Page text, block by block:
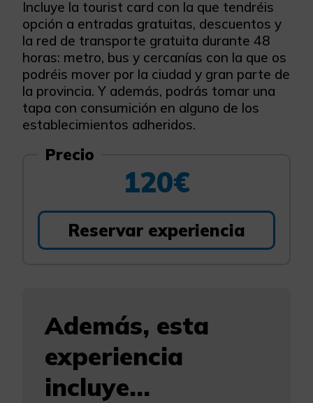
Incluye la tourist card con la que tendréis
opción a entradas gratuitas, descuentos y
la red de transporte gratuita durante 48
horas: metro, bus y cercanías con la que os
podréis mover por la ciudad y gran parte de
la provincia. Y además, podrás tomar una
tapa con consumición en alguno de los
establecimientos adheridos.
Precio
120€
Reservar experiencia
Además, esta
experiencia
incluye...